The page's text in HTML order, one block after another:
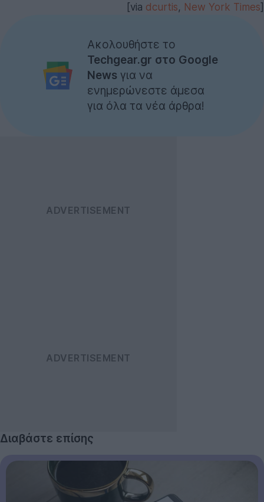
[via dcurtis, New York Times]
Ακολουθήστε το
Techgear.gr στο Google
News για να
ενημερώνεστε άμεσα
για όλα τα νέα άρθρα!
Διαβάστε επίσης